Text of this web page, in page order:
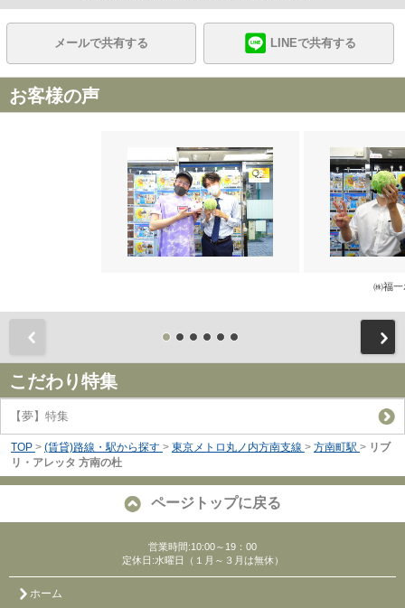
メールで共有する LINEで共有する
お客様の声
㈱福一
こだわり特集
【夢】特集
TOP > (賃貸)路線・駅から探す > 東京メトロ丸ノ内方南支線 > 方南町駅 > リブ
リ・アレッタ 方南の杜
ページトップに戻る
営業時間:10:00～19：00
定休日:水曜日（１月～３月は無休）
ホーム